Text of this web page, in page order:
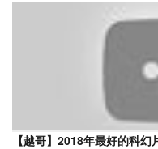
【越哥】2018年最好的科